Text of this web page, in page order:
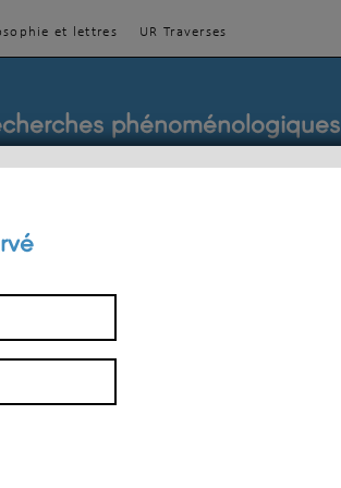
et lettres UR Traverses
phénoménologiques